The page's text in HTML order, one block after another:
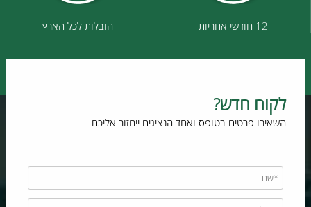
12 חודשי אחריות הובלות לכל הארץ
לקוח חדש?
השאירו פרטים בטופס ואחד הנציגים ייחזור אליכם